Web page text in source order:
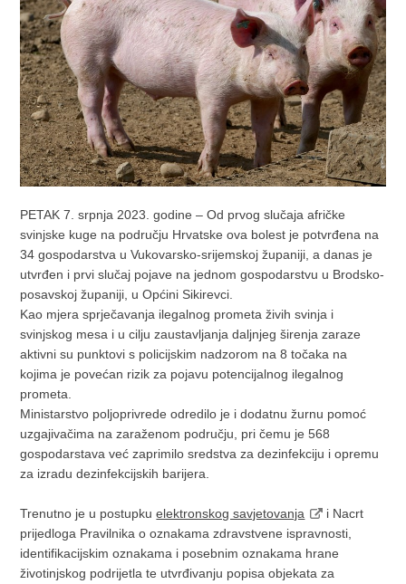
PETAK 7. srpnja 2023. godine – Od prvog slučaja afričke
svinjske kuge na području Hrvatske ova bolest je potvrđena na
34 gospodarstva u Vukovarsko-srijemskoj županiji, a danas je
utvrđen i prvi slučaj pojave na jednom gospodarstvu u Brodsko-
posavskoj županiji, u Općini Sikirevci.
Kao mjera sprječavanja ilegalnog prometa živih svinja i
svinjskog mesa i u cilju zaustavljanja daljnjeg širenja zaraze
aktivni su punktovi s policijskim nadzorom na 8 točaka na
kojima je povećan rizik za pojavu potencijalnog ilegalnog
prometa.
Ministarstvo poljoprivrede odredilo je i dodatnu žurnu pomoć
uzgajivačima na zaraženom području, pri čemu je 568
gospodarstava već zaprimilo sredstva za dezinfekciju i opremu
za izradu dezinfekcijskih barijera.
Trenutno je u postupkuelektronskog savjetovanja
i Nacrt
prijedloga Pravilnika o oznakama zdravstvene ispravnosti,
identifikacijskim oznakama i posebnim oznakama hrane
životinjskog podrijetla te utvrđivanju popisa objekata za